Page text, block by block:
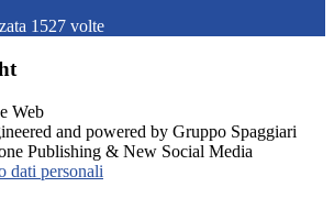
1527 volte
and powered by Gruppo Spaggiari
Publishing & New Social Media
dati personali